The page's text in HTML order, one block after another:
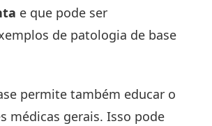
e que pode ser
de patologia de base
permite também educar o
médicas gerais. Isso pode